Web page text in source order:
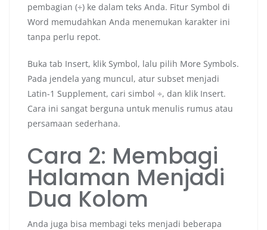
pembagian (÷) ke dalam teks Anda. Fitur Symbol di
Word memudahkan Anda menemukan karakter ini
tanpa perlu repot.
Buka tab Insert, klik Symbol, lalu pilih More Symbols.
Pada jendela yang muncul, atur subset menjadi
Latin-1 Supplement, cari simbol ÷, dan klik Insert.
Cara ini sangat berguna untuk menulis rumus atau
persamaan sederhana.
Cara 2: Membagi
Halaman Menjadi
Dua Kolom
Anda juga bisa membagi teks menjadi beberapa